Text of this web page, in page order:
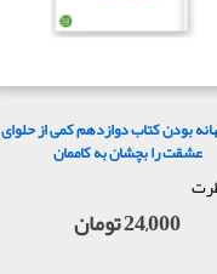
بودن کتاب دوازدهم کمی از حلوای
عشقت را بچشان به کاممان
24,000 تومان